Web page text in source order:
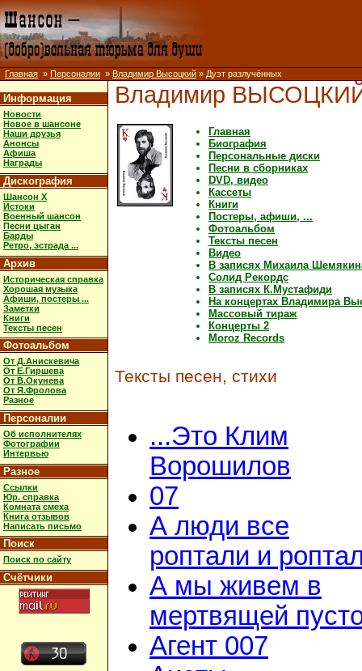
Главная » Персоналии » Владимир Высоцкий » Дуэт разлучённых
Информация
Новости
Новое в шансоне
Наши друзья
Анонсы
Афиша
Награды
Дискография
Шансон X
Истоки
Военный шансон
Песни цыган
Барды
Ретро, эстрада ...
Архив
Историческая справка
Хорошая музыка
Афиши, постеры ...
Заметки
Книги
Тексты песен
Фотоальбом
От Д.Анискевича
От Е.Гиршева
От В.Окунева
От Я.Фролова
Разное
Персоналии
Об исполнителях
Фотографии
Интервью
Разное
Ссылки
Юр. справка
Комната смеха
Книга отзывов
Написать письмо
Поиск
Поиск по сайту
Счётчики
Владимир
Главная
Биография
Персональные диски
Песни в сборниках
DVD, видео
Кассеты
Книги
Постеры, афиши, ...
Фотоальбом
Тексты песен
Видео
В записях Михаила
Солид Рекордс
В записях К.Мустафиди
На концертах Владимира
Массовый тираж
Концерты 2
Moroz Records
Тексты песен, стихи
...Это Клим
Ворошилов
07
А люди все
роптали и
А мы живем в
мертвящей
Агент 007